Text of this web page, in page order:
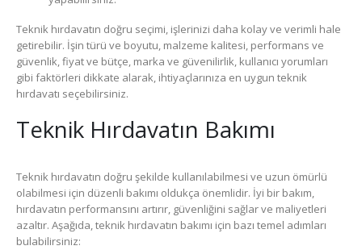
Teknik hırdavatın doğru seçimi, işlerinizi daha kolay ve verimli hale
getirebilir. İşin türü ve boyutu, malzeme kalitesi, performans ve
güvenlik, fiyat ve bütçe, marka ve güvenilirlik, kullanıcı yorumları
gibi faktörleri dikkate alarak, ihtiyaçlarınıza en uygun teknik
hırdavatı seçebilirsiniz.
Teknik Hırdavatın Bakımı
Teknik hırdavatın doğru şekilde kullanılabilmesi ve uzun ömürlü
olabilmesi için düzenli bakımı oldukça önemlidir. İyi bir bakım,
hırdavatın performansını artırır, güvenliğini sağlar ve maliyetleri
azaltır. Aşağıda, teknik hırdavatın bakımı için bazı temel adımları
bulabilirsiniz: